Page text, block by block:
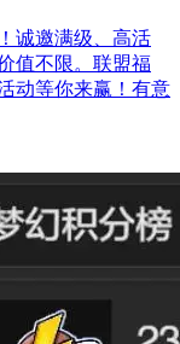
诚邀满级、高活
值不限。联盟福
动等你来赢！有意